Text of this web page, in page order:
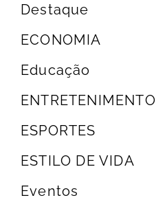
Destaque
ECONOMIA
Educação
ENTRETENIMENTO
ESPORTES
ESTILO DE VIDA
Eventos